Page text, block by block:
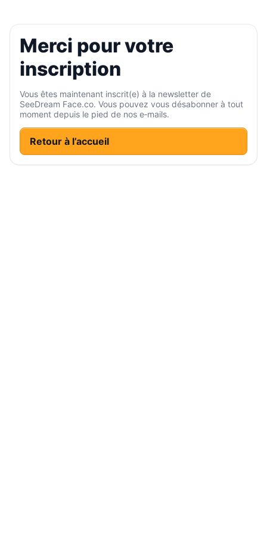
Merci pour votre
inscription
Vous êtes maintenant inscrit(e) à la newsletter de
SeeDream Face.co. Vous pouvez vous désabonner à tout
moment depuis le pied de nos e‑mails.
Retour à l’accueil